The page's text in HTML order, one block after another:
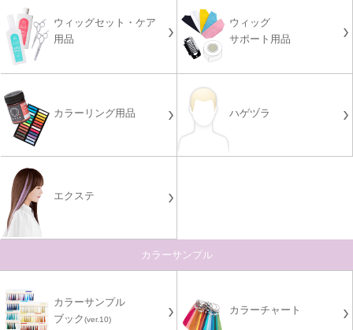
ウィッグセット・ケア
用品
ウィッグ
サポート用品
カラーリング用品 ハゲヅラ
エクステ
カラーサンプル
カラーサンプル
ブック(ver.10)
カラーチャート